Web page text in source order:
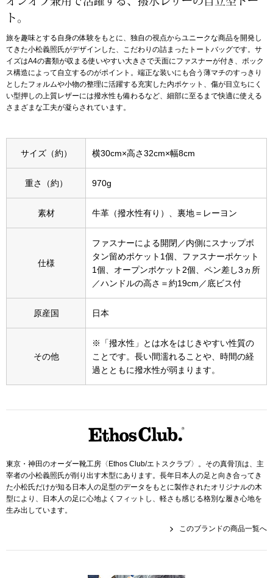
ダーウェア
アクセサリー
Miss Kyouko／ミスキョウコ
ボストンバッグ
スーツケース
スリップオン
レースアップ
スニーカー
サンダル
その他
財布／コイン
革小物
ポーチ
ト。
旅を趣味とする自身の体験をもとに、独自の視点からユニークな商品を開発し
てきた小松義照氏がデザインした、こだわりの詰まったトートバッグです。サ
イズはA4の書類が収まる使いやすい大きさで天面にファスナーが付き、ボック
ス構造によって自立するのがポイント。端正な装いにも合う薄マチのすっきり
としたフォルムや小物の整理に活躍する充実した内ポケット、傷が目立ちにく
い型押しの上質レザーには撥水性も備わるなど、細部に至るまで快適に使える
さまざまな工夫が凝らされています。
サイズ（約） 横30cm×高さ32cm×幅8cm
重さ（約） 970g
素材 牛革（撥水性有り）、裏地＝レーヨン
仕様
ファスナーによる開閉／内側にスナップボ
タン留めポケット1個、ファスナーポケット
1個、オープンポケット2個、ペン差し3ヵ所
／ハンドルの高さ＝約19cm／底ビス付
原産国 日本
その他
※「撥水性」とは水をはじきやすい性質の
ことです。長い間濡れることや、時間の経
過とともに撥水性が弱まります。
東京・神田のオーダー靴工房〈Ethos Club/エトスクラブ〉。その真骨頂は、主
宰者の小松義照氏が削り出す木型にあります。長年日本人の足と向き合ってき
た小松氏だけが知る日本人の足型のデータをもとに製作されたオリジナルの木
型により、日本人の足に心地よくフィットし、軽さも感じる格別な履き心地を
生み出しています。
このブランドの商品一覧へ